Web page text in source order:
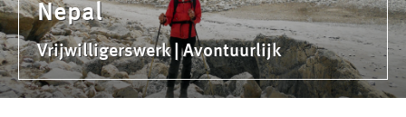
Nepal
Vrijwilligerswerk | Avontuurlijk